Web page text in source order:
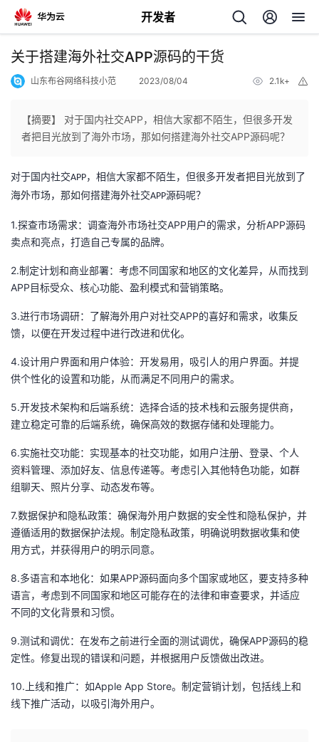
开发者
返
个
主
页
我
的
开
发
我
的
博
客
我
的
论
坛
我
的
圈
子
我
的
直
播
我
的
活
动
我
的
关
我
的
开
发
我
的
Programs
我
的
关于搭建海外社交APP源码的干货
山东布谷网络科技小范 2023/08/04 2.1k+
【摘要】 对于国内社交APP，相信大家都不陌生，但很多开发
者把目光放到了海外市场，那如何搭建海外社交APP源码呢？
对于国内社交APP，相信大家都不陌生，但很多开发者把目光放到了
海外市场，那如何搭建海外社交APP源码呢？
1.探查市场需求：调查海外市场社交APP用户的需求，分析APP源码
卖点和亮点，打造自己专属的品牌。
2.制定计划和商业部署：考虑不同国家和地区的文化差异，从而找到
APP目标受众、核心功能、盈利模式和营销策略。
3.进行市场调研：了解海外用户对社交APP的喜好和需求，收集反
馈，以便在开发过程中进行改进和优化。
4.设计用户界面和用户体验：开发易用，吸引人的用户界面。并提
供个性化的设置和功能，从而满足不同用户的需求。
5.开发技术架构和后端系统：选择合适的技术栈和云服务提供商，
建立稳定可靠的后端系统，确保高效的数据存储和处理能力。
6.实施社交功能：实现基本的社交功能，如用户注册、登录、个人
资料管理、添加好友、信息传递等。考虑引入其他特色功能，如群
组聊天、照片分享、动态发布等。
7.数据保护和隐私政策：确保海外用户数据的安全性和隐私保护，并
遵循适用的数据保护法规。制定隐私政策，明确说明数据收集和使
用方式，并获得用户的明示同意。
8.多语言和本地化：如果APP源码面向多个国家或地区，要支持多种
语言，考虑到不同国家和地区可能存在的法律和审查要求，并适应
不同的文化背景和习惯。
9.测试和调优：在发布之前进行全面的测试调优，确保APP源码的稳
定性。修复出现的错误和问题，并根据用户反馈做出改进。
10.上线和推广：如Apple App Store。制定营销计划，包括线上和
线下推广活动，以吸引海外用户。